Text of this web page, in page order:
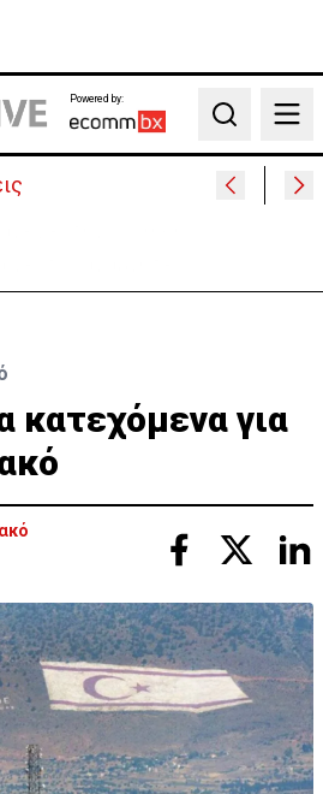
Powered by:
Search
κατεχόμενα για